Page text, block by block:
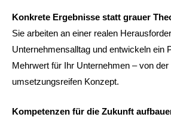
Konkrete Ergebnisse statt grauer
Sie arbeiten an einer realen
Unternehmensalltag und entwickeln ein
Mehrwert für Ihr Unternehmen – von
umsetzungsreifen Konzept.
Kompetenzen für die Zukunft